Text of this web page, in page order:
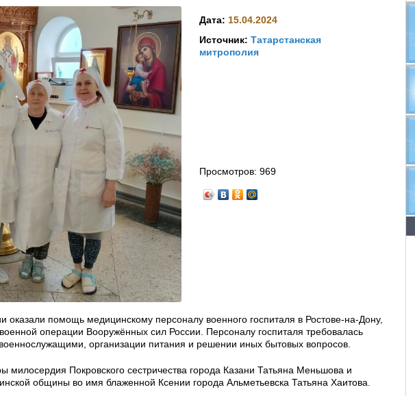
Дата: 15.04.2024
Источник:Татарстанская
митрополия
Просмотров:969
оказали помощь медицинскому персоналу военного госпиталя в Ростове-на-Дону,
операции Вооружённых сил России. Персоналу госпиталя требовалась
организации питания и решении иных бытовых вопросов.
милосердия Покровского сестричества города Казани Татьяна Меньшова и
общины во имя блаженной Ксении города Альметьевска Татьяна Хаитова.